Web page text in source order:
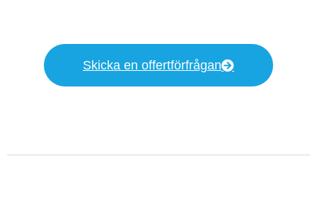
Skicka en offertförfrågan